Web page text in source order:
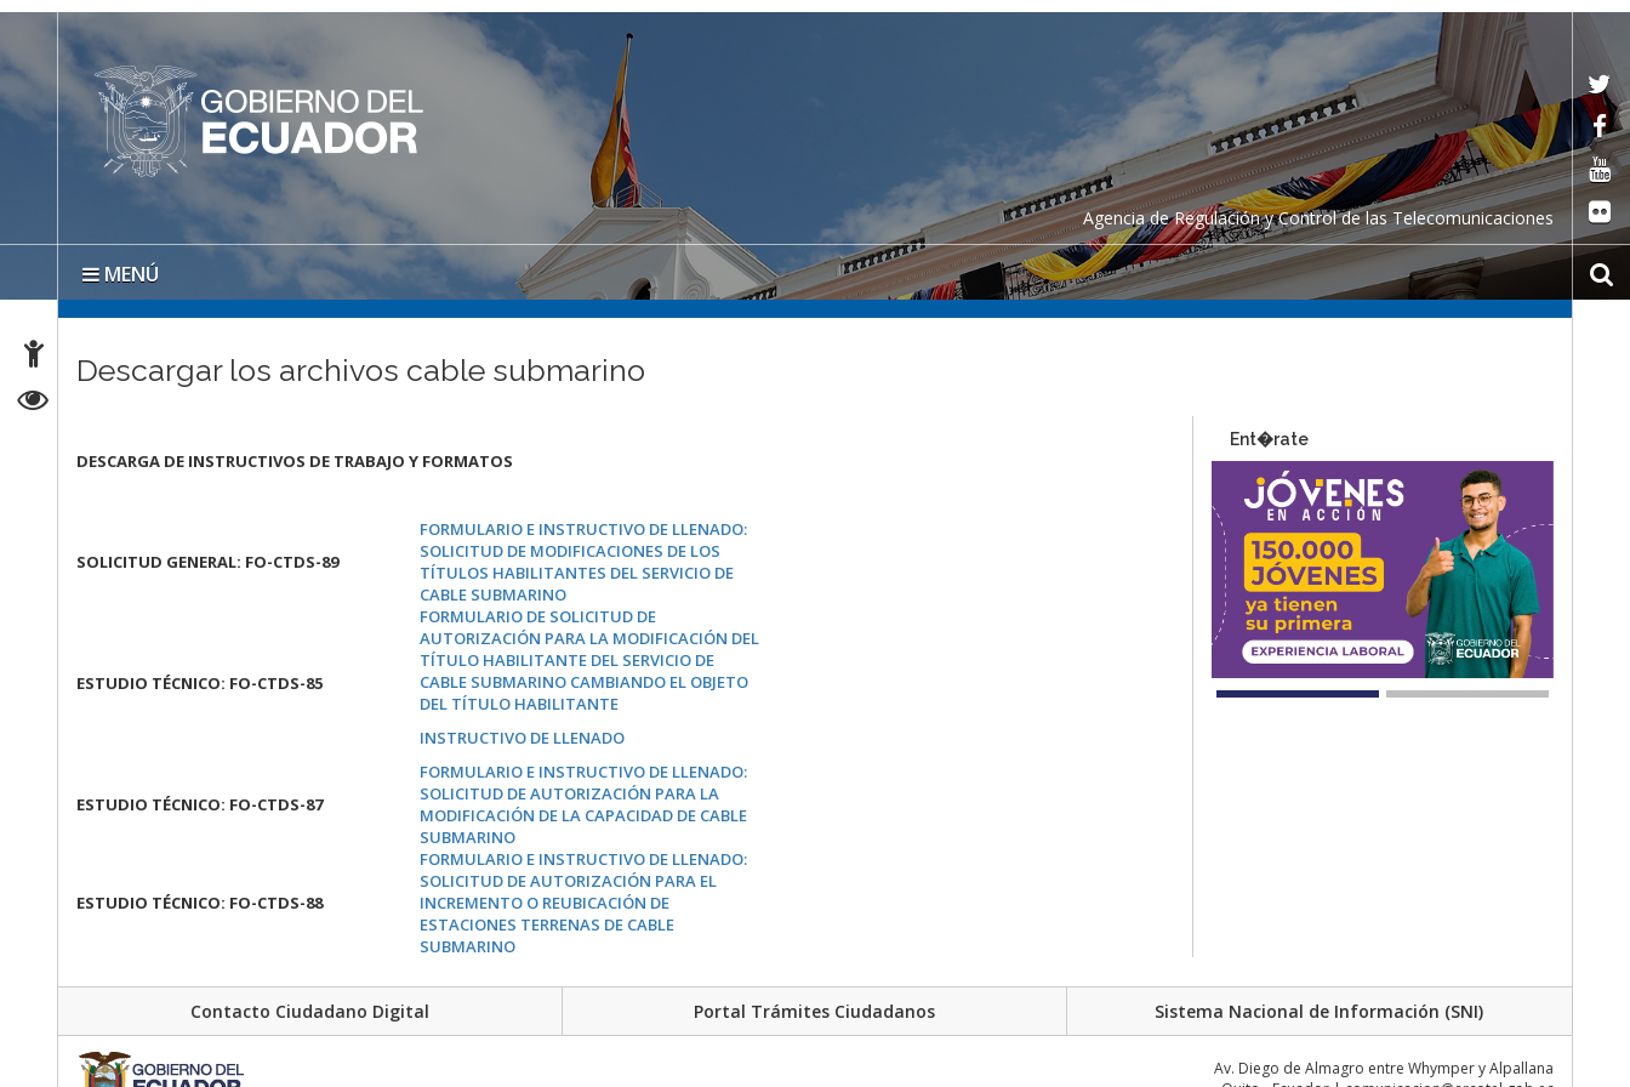
Agencia de Regulación y Control de las Telecomunicaciones
MENÚ
Descargar los archivos cable submarino
DESCARGA DE INSTRUCTIVOS DE TRABAJO Y FORMATOS
SOLICITUD GENERAL: FO-CTDS-89
FORMULARIO E INSTRUCTIVO DE LLENADO:
SOLICITUD DE MODIFICACIONES DE LOS
TÍTULOS HABILITANTES DEL SERVICIO DE
CABLE SUBMARINO
ESTUDIO TÉCNICO: FO-CTDS-85
FORMULARIO DE SOLICITUD DE
AUTORIZACIÓN PARA LA MODIFICACIÓN DEL
TÍTULO HABILITANTE DEL SERVICIO DE
CABLE SUBMARINO CAMBIANDO EL OBJETO
DEL TÍTULO HABILITANTE
INSTRUCTIVO DE LLENADO
ESTUDIO TÉCNICO: FO-CTDS-87
FORMULARIO E INSTRUCTIVO DE LLENADO:
SOLICITUD DE AUTORIZACIÓN PARA LA
MODIFICACIÓN DE LA CAPACIDAD DE CABLE
SUBMARINO
ESTUDIO TÉCNICO: FO-CTDS-88
FORMULARIO E INSTRUCTIVO DE LLENADO:
SOLICITUD DE AUTORIZACIÓN PARA EL
INCREMENTO O REUBICACIÓN DE
ESTACIONES TERRENAS DE CABLE
SUBMARINO
Ent�rate
Contacto Ciudadano Digital Portal Trámites Ciudadanos Sistema Nacional de Información (SNI)
Av. Diego de Almagro entre Whymper y Alpallana